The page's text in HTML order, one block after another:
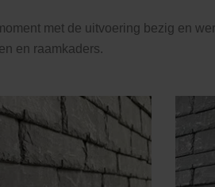
met de uitvoering bezig en
en raamkaders.